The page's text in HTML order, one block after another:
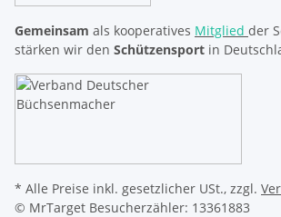
Gemeinsam als kooperatives Mitglied der
stärken wir den Schützensport in
* Alle Preise inkl. gesetzlicher USt., zzgl.
© MrTarget Besucherzähler: 13361883